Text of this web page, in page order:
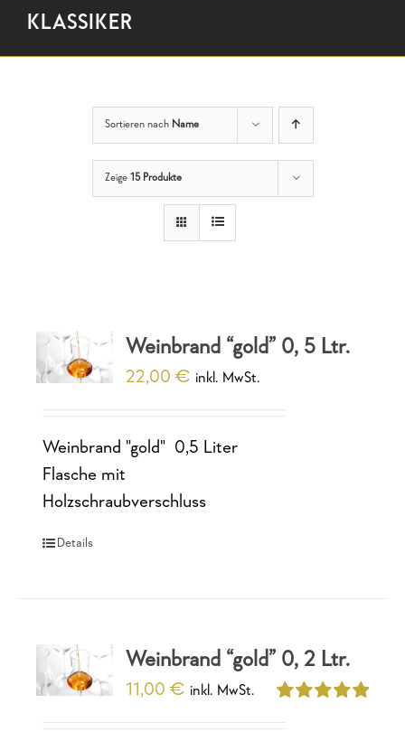
KLASSIKER
Sortieren nach Name
Zeige 15 Produkte
Weinbrand “gold” 0, 5 Ltr.
22,00€ inkl. MwSt.
Weinbrand "gold" 0,5 Liter
Flasche mit
Holzschraubverschluss
Details
Weinbrand “gold” 0, 2 Ltr.
11,00€ inkl. MwSt.